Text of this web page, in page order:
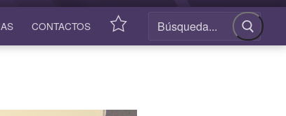
CONTACTOS ACCESOS